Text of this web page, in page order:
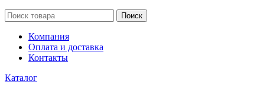
Поиск
Компания
Оплата и доставка
Контакты
Каталог